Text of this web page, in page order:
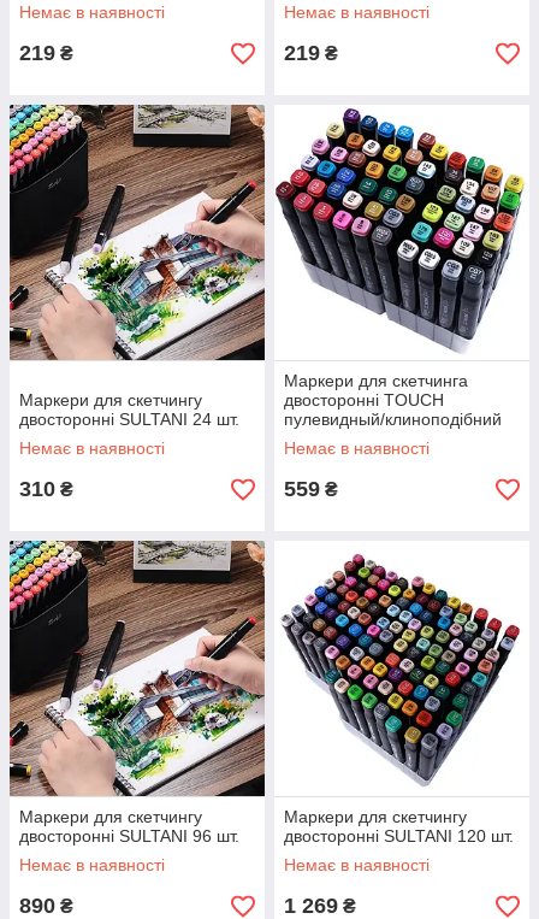
Немає в наявності
219 ₴
Немає в наявності
219 ₴
Маркери для скетчингу
двосторонні SULTANI 24 шт.
Немає в наявності
310 ₴
Маркери для скетчинга
двосторонні TOUCH
пулевидный/клиноподібний
наконечник пишучий вузол
2.5-6.2 мм. 48предметов
Немає в наявності
559 ₴
Маркери для скетчингу
двосторонні SULTANI 96 шт.
Немає в наявності
890 ₴
Маркери для скетчингу
двосторонні SULTANI 120 шт.
Немає в наявності
1 269 ₴